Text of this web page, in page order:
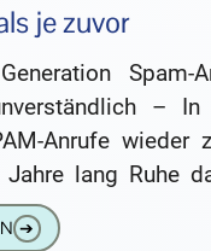
je zuvor
Spam-
–
Anrufe wieder
lang Ruhe
und
➔